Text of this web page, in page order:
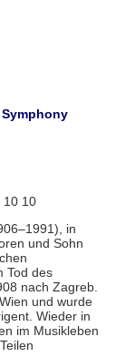
Symphony
10 10
in
und Sohn
Tod des
nach Zagreb.
und wurde
Wieder in
im Musikleben